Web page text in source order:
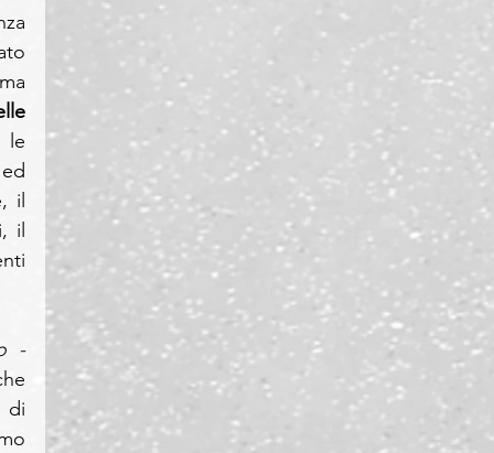
le
il
il
"Tra le conseguenze che la crisi scatenata dall'emergenza Covid-19 ha portato -
di